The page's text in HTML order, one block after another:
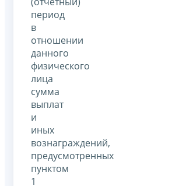
период
в
отношении
данного
физического
лица
сумма
выплат
и
иных
вознаграждений,
предусмотренных
пунктом
1